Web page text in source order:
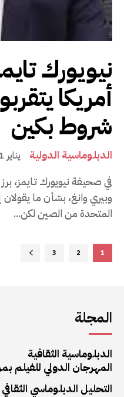
نيويورك
أمريكا
شروط بكين
الدبلوماسية الدولية يناير 31, 2026
في صحيفة نيويورك تايمز،
وبيري وانغ، بشأن ما
المتحدة من الصين لكن...
1
2
3
المجلة
الدبلوماسية الثقافية
المهرجان الدولي للفيلم
التحليل الدبلوماسي